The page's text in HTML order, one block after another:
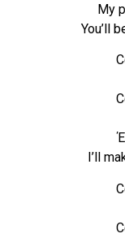
My
You’ll
I’ll